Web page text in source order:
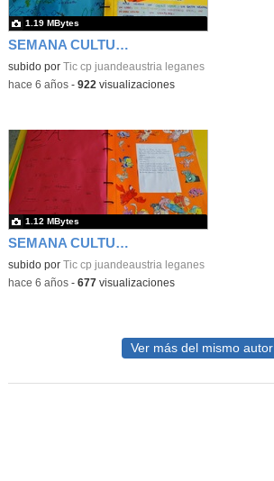
SEMANA CULTURAL DE LOS CUENTOS 44
subido por Tic cp juandeaustria leganes
1.19 MBytes
-hace 6 años- 922 visualizaciones
SEMANA CULTURAL DE LOS CUENTOS 45
subido por Tic cp juandeaustria leganes
1.12 MBytes
-hace 6 años- 677visualizaciones
Ver más del mismo autor